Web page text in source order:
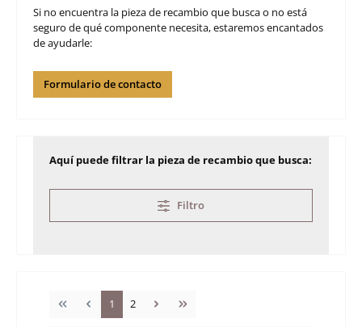
Si no encuentra la pieza de recambio que busca o no está
seguro de qué componente necesita, estaremos encantados
de ayudarle:
Formulario de contacto
Aquí puede filtrar la pieza de recambio que busca:
Filtro
Página
1 Página
2